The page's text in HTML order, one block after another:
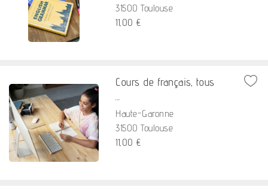
31500 Toulouse
11,00 €
Cours de français, tous
Haute-Garonne
31500 Toulouse
11,00 €